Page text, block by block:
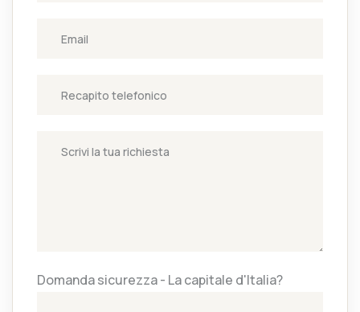
Domanda sicurezza - La capitale d'Italia?